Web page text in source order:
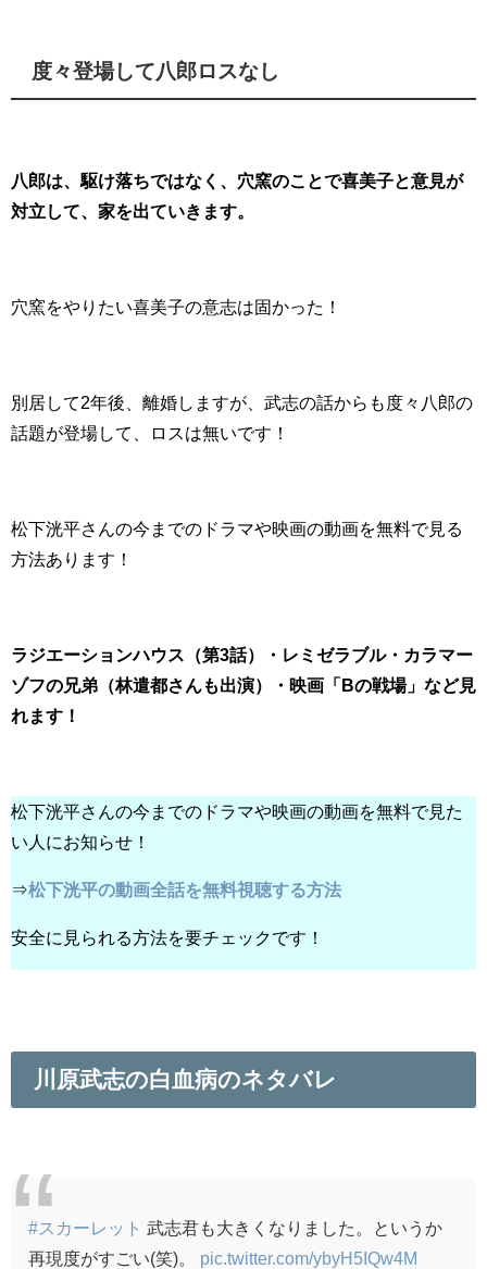
度々登場して八郎ロスなし
八郎は、駆け落ちではなく、穴窯のことで喜美子と意見が
対立して、家を出ていきます。
穴窯をやりたい喜美子の意志は固かった！
別居して2年後、離婚しますが、武志の話からも度々八郎の
話題が登場して、ロスは無いです！
松下洸平さんの今までのドラマや映画の動画を無料で見る
方法あります！
ラジエーションハウス（第3話）・レミゼラブル・カラマー
ゾフの兄弟（林遣都さんも出演）・映画「Bの戦場」など見
れます！
松下洸平さんの今までのドラマや映画の動画を無料で見た
い人にお知らせ！
⇒松下洸平の動画全話を無料視聴する方法
安全に見られる方法を要チェックです！
川原武志の白血病のネタバレ
#スカーレット 武志君も大きくなりました。というか
再現度がすごい(笑)。 pic.twitter.com/ybyH5IQw4M